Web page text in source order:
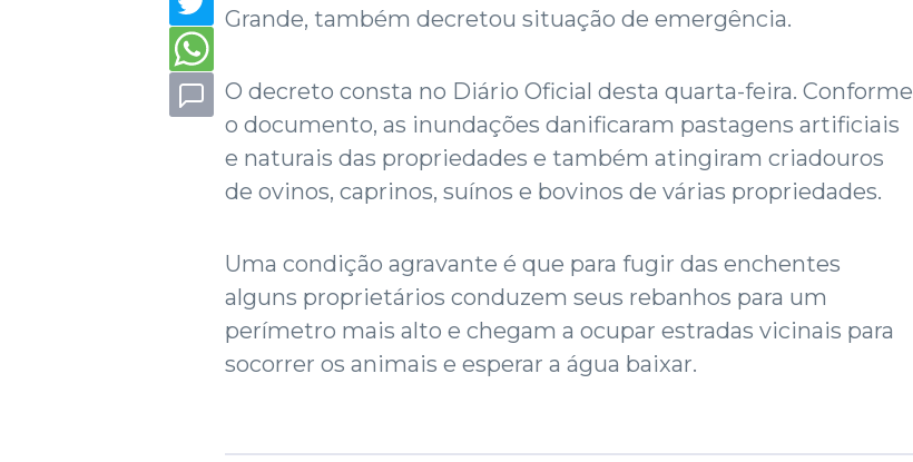
Grande, também decretou situação de emergência.
O decreto consta no Diário Oficial desta quarta-feira. Conforme
o documento, as inundações danificaram pastagens artificiais
e naturais das propriedades e também atingiram criadouros
de ovinos, caprinos, suínos e bovinos de várias propriedades.
Uma condição agravante é que para fugir das enchentes
alguns proprietários conduzem seus rebanhos para um
perímetro mais alto e chegam a ocupar estradas vicinais para
socorrer os animais e esperar a água baixar.